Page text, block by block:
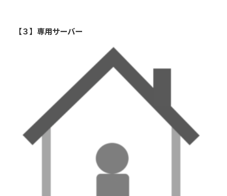
【３】専用サーバー